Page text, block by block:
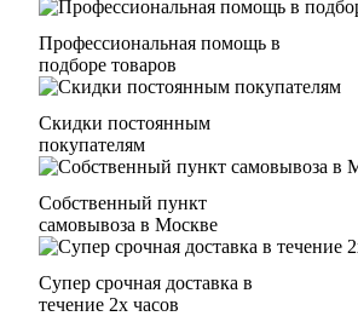
Профессиональная помощь в
подборе товаров
Скидки постоянным
покупателям
Собственный пункт
самовывоза в Москве
Супер срочная доставка в
течение 2х часов